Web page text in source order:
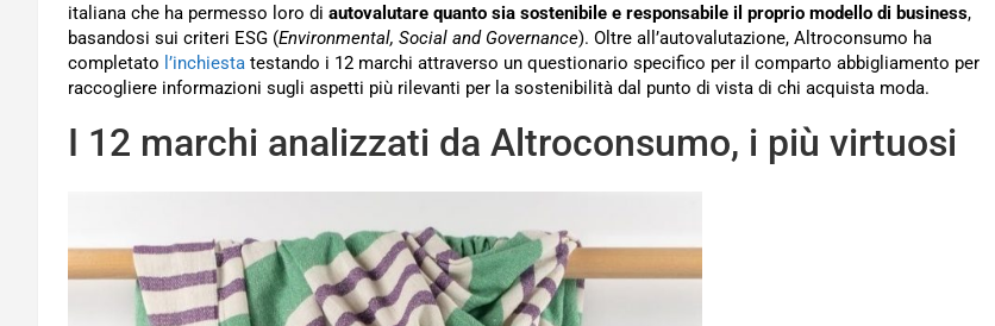
italiana che ha permesso loro di autovalutare quanto sia sostenibile e responsabile il proprio modello di business,
basandosi sui criteri ESG (Environmental, Social and Governance). Oltre all’autovalutazione, Altroconsumo ha
completato l’inchiesta testando i 12 marchi attraverso un questionario specifico per il comparto abbigliamento per
raccogliere informazioni sugli aspetti più rilevanti per la sostenibilità dal punto di vista di chi acquista moda.
I 12 marchi analizzati da Altroconsumo, i più virtuosi